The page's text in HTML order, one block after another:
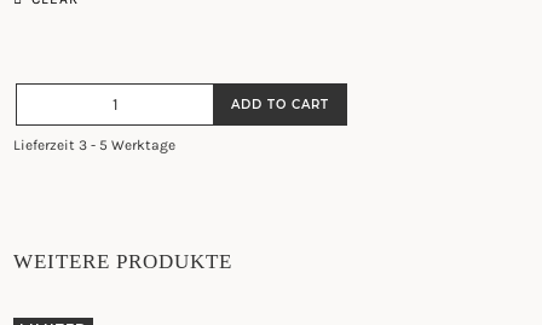
Lieferzeit 3 - 5 Werktage
-
VERSCHIEDEN
ADD TO CART
WEITERE PRODUKTE